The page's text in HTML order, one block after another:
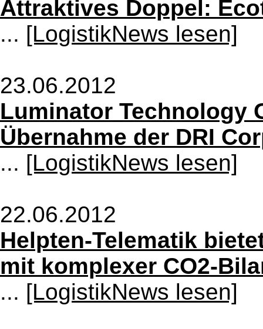
Attraktives Doppel:
... [LogistikNews lesen]
23.06.2012
Luminator Technology
Übernahme der DRI
... [LogistikNews lesen]
22.06.2012
Helpten-Telematik
mit komplexer CO2-
... [LogistikNews lesen]